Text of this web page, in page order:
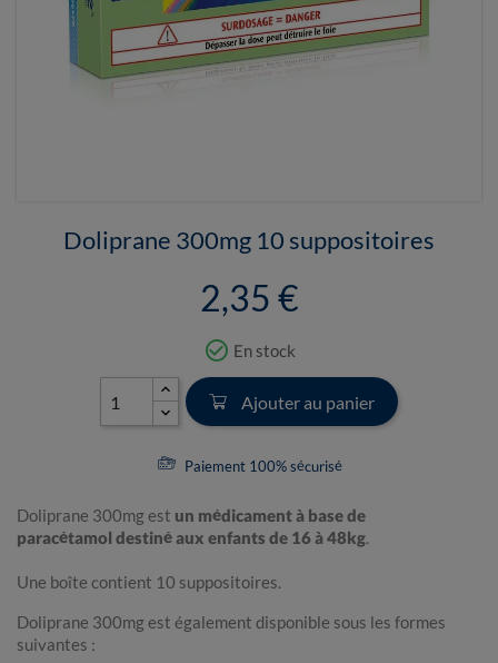
Doliprane 300mg 10 suppositoires
2,35 €
check_circle_outline En stock
Ajouter au panier
Paiement 100% sécurisé
Doliprane 300mg est un médicament à base de
paracétamol destiné aux enfants de 16 à 48kg.
Une boîte contient 10 suppositoires.
Doliprane 300mg est également disponible sous les formes
suivantes :